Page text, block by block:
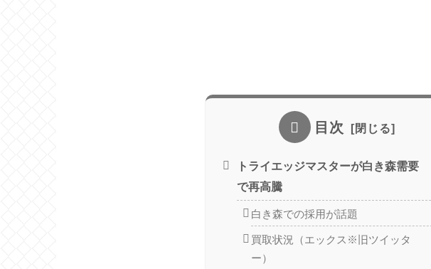
目次
トライエッジマスターが白き森需要
で再高騰
白き森での採用が話題
買取状況（エックス※旧ツイッタ
ー）